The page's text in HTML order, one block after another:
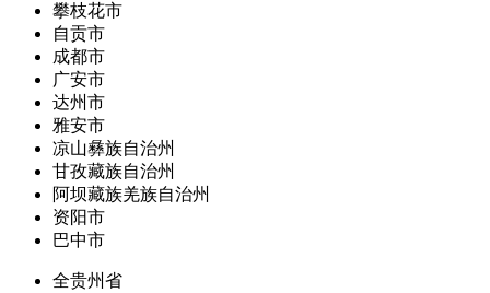
攀枝花市
自贡市
成都市
广安市
达州市
雅安市
凉山彝族自治州
甘孜藏族自治州
阿坝藏族羌族自治州
资阳市
巴中市
全贵州省